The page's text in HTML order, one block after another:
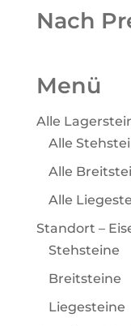
Nach
Menü
Alle
Alle
Alle
Alle
Standort –
Stehsteine
Breitsteine
Liegesteine